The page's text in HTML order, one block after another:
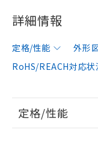
詳細情報
定格/性能 外形
RoHS/REACH対応状
定格/性能